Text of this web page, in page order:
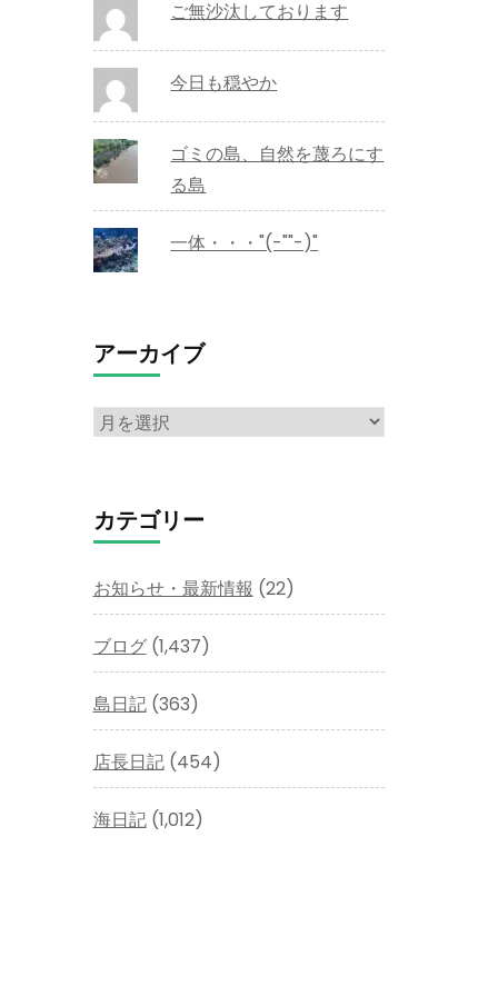
ご無沙汰しております
今日も穏やか
ゴミの島、自然を蔑ろにす
る島
一体・・・"(-""-)"
アーカイブ
ア
イ
ブ
カテゴリー
お知らせ・最新情報 (22)
ブログ(1,437)
島日記(363)
店長日記(454)
海日記(1,012)